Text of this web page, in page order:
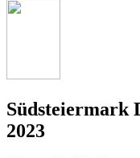
Südsteiermark
2023